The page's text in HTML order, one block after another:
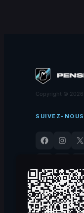
Copyright © 2026
SUIVEZ-NOUS
Facebook Instagram
X